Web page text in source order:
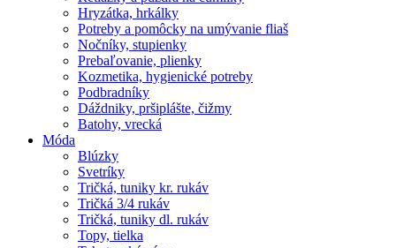
Hryzátka, hrkálky
Potreby a pomôcky na umývanie fliaš
Nočníky, stupienky
Prebaľovanie, plienky
Kozmetika, hygienické potreby
Podbradníky
Dáždniky, pršiplášte, čižmy
Batohy, vrecká
Móda
Blúzky
Svetríky
Tričká, tuniky kr. rukáv
Tričká 3/4 rukáv
Tričká, tuniky dl. rukáv
Topy, tielka